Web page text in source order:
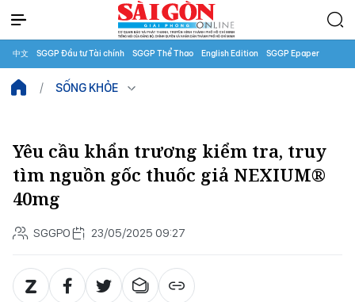
中文 SGGP Đầu tư Tài chính SGGP Thể Thao English Edition SGGP Epaper
SỐNG KHỎE
Yêu cầu khẩn trương kiểm tra, truy
tìm nguồn gốc thuốc giả NEXIUM®
40mg
SGGPO 23/05/2025 09:27